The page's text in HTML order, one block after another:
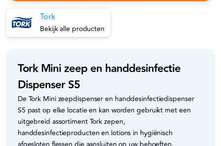
Tork
Bekijk alle producten
Tork Mini zeep en handdesinfectie
Dispenser S5
De Tork Mini zeepdispenser en handdesinfectiedispenser
S5 past op elke locatie en kan worden gebruikt met een
uitgebreid assortiment Tork zepen,
handdesinfectieproducten en lotions in hygiënisch